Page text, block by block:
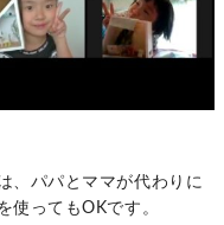
、パパとママが代わりに
使ってもOKです。